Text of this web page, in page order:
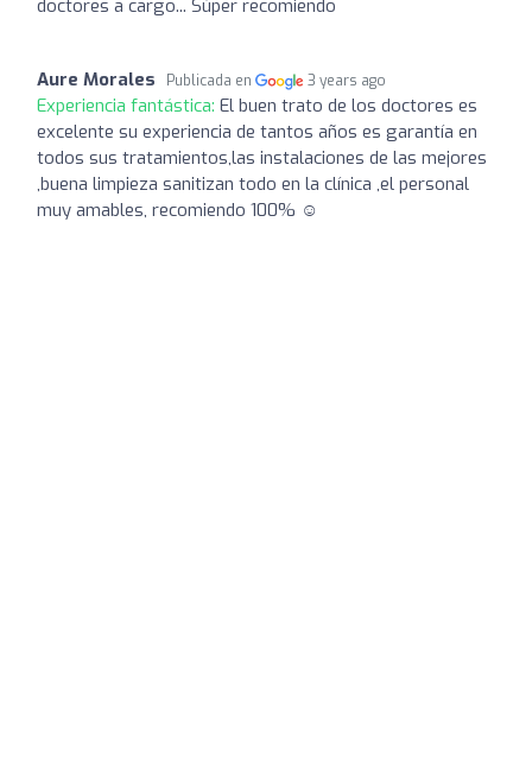
doctores a cargo... Súper recomiendo
Aure Morales Publicada en 3 years ago
Experiencia fantástica: El buen trato de los doctores es
excelente su experiencia de tantos años es garantía en
todos sus tratamientos,las instalaciones de las mejores
,buena limpieza sanitizan todo en la clínica ,el personal
muy amables, recomiendo 100% ☺️